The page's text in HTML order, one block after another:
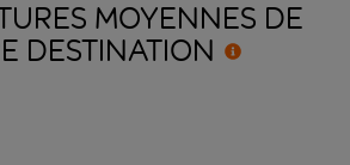
MOYENNES DE
DESTINATION